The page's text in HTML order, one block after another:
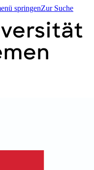
springenZur Suche